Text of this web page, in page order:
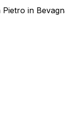
Pietro in